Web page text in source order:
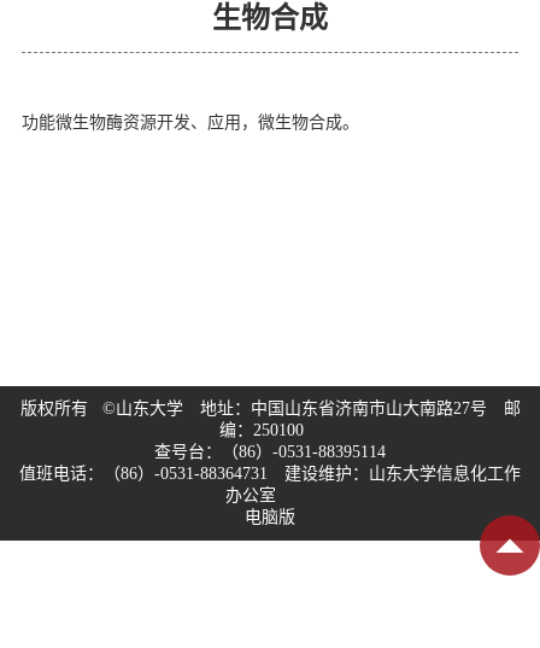
生物合成
功能微生物酶资源开发、应用，微生物合成。
版权所有 ©山东大学 地址：中国山东省济南市山大南路27号 邮
编：250100
查号台：（86）-0531-88395114
值班电话：（86）-0531-88364731 建设维护：山东大学信息化工作
办公室
电脑版